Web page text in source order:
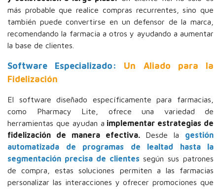
más probable que realice compras recurrentes, sino que
también puede convertirse en un defensor de la marca,
recomendando la farmacia a otros y ayudando a aumentar
la base de clientes.
Software Especializado: Un Aliado para la
Fidelización
El software diseñado específicamente para farmacias,
como Pharmacy Lite, ofrece una variedad de
herramientas que ayudan a implementar estrategias de
fidelización de manera efectiva.Desde la gestión
automatizada de programas de lealtad hasta la
segmentación precisa de clientes según sus patrones
de compra, estas soluciones permiten a las farmacias
personalizar las interacciones y ofrecer promociones que